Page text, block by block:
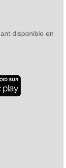
disponible en